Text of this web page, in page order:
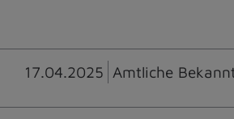
17.04.2025 Amtliche